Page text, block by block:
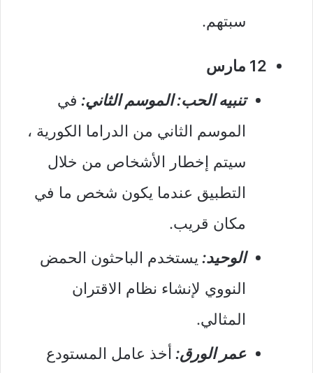
سبتهم.
12 مارس
تنبيه الحب: الموسم الثاني: في
الموسم الثاني من الدراما الكورية ،
سيتم إخطار الأشخاص من خلال
التطبيق عندما يكون شخص ما في
مكان قريب.
الوحيد: يستخدم الباحثون الحمض
النووي لإنشاء نظام الاقتران
المثالي.
عمر الورق: أخذ عامل المستودع